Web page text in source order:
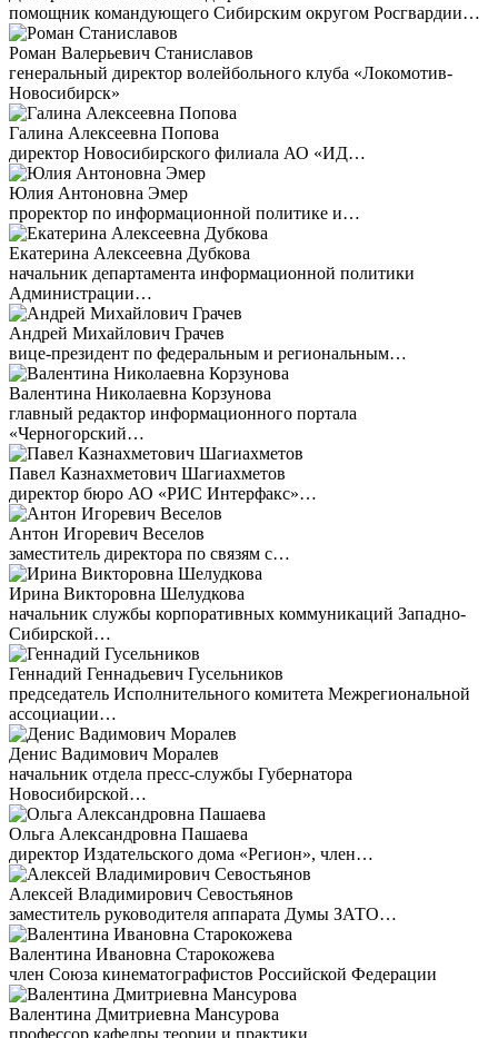
помощник командующего Сибирским округом Росгвардии…
Роман Валерьевич Станиславов
генеральный директор волейбольного клуба «Локомотив-
Новосибирск»
Галина Алексеевна Попова
директор Новосибирского филиала АО «ИД…
Юлия Антоновна Эмер
проректор по информационной политике и…
Екатерина Алексеевна Дубкова
начальник департамента информационной политики
Администрации…
Андрей Михайлович Грачев
вице-президент по федеральным и региональным…
Валентина Николаевна Корзунова
главный редактор информационного портала
«Черногорский…
Павел Казнахметович Шагиахметов
директор бюро АО «РИС Интерфакс»…
Антон Игоревич Веселов
заместитель директора по связям с…
Ирина Викторовна Шелудкова
начальник службы корпоративных коммуникаций Западно-
Сибирской…
Геннадий Геннадьевич Гусельников
председатель Исполнительного комитета Межрегиональной
ассоциации…
Денис Вадимович Моралев
начальник отдела пресс-службы Губернатора
Новосибирской…
Ольга Александровна Пашаева
директор Издательского дома «Регион», член…
Алексей Владимирович Севостьянов
заместитель руководителя аппарата Думы ЗАТО…
Валентина Ивановна Старокожева
член Союза кинематографистов Российской Федерации
Валентина Дмитриевна Мансурова
профессор кафедры теории и практики…